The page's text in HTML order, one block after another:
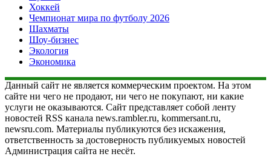
Хоккей
Чемпионат мира по футболу 2026
Шахматы
Шоу-бизнес
Экология
Экономика
Данный сайт не является коммерческим проектом. На этом
сайте ни чего не продают, ни чего не покупают, ни какие
услуги не оказываются. Сайт представляет собой ленту
новостей RSS канала news.rambler.ru, kommersant.ru,
newsru.com. Материалы публикуются без искажения,
ответственность за достоверность публикуемых новостей
Администрация сайта не несёт.